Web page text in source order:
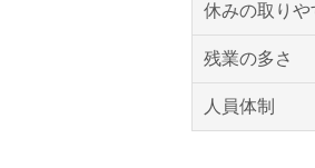
休みの取りや
残業の多さ
人員体制